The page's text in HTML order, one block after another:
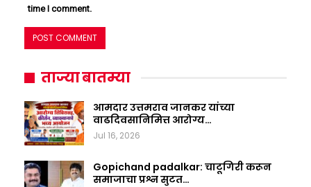
time I comment.
ताज्या बातम्या
आमदार उत्तमराव जानकर यांच्या
वाढदिवसानिमित्त आरोग्य…
Jul 16, 2026
Gopichand padalkar: चाटूगिरी करून
समाजाचा प्रश्न सुटत…